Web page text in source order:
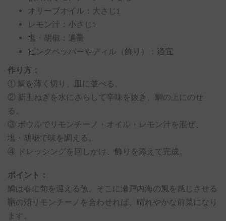
オリーブオイル：大さじ1
レモン汁：小さじ1
塩・胡椒：適量
ピンクペッパーやディル（飾り）：適宜
作り方：
① 鯛を薄く切り、皿に並べる。
② 新玉ねぎを水にさらして辛味を抜き、鯛の上にのせ
る。
③ ボウルでリモンチーノ・オイル・レモン汁を混ぜ、
塩・胡椒で味を調える。
④ ドレッシングを回しかけ、飾りを添えて完成。
ポイント：
鯛は春に旬を迎える魚。そこに瀬戸内海の風を感じさせる
鞆の浦リモンチーノを合わせれば、晴れやかな前菜になり
ます。